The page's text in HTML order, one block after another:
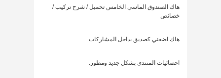
هاك الصندوق الماسي الخامس تحميل / شرح تركيب /
خصائص
هاك اضفني كصديق بداخل المشاركات
احصائيات المنتدي بشكل جديد ومطور.